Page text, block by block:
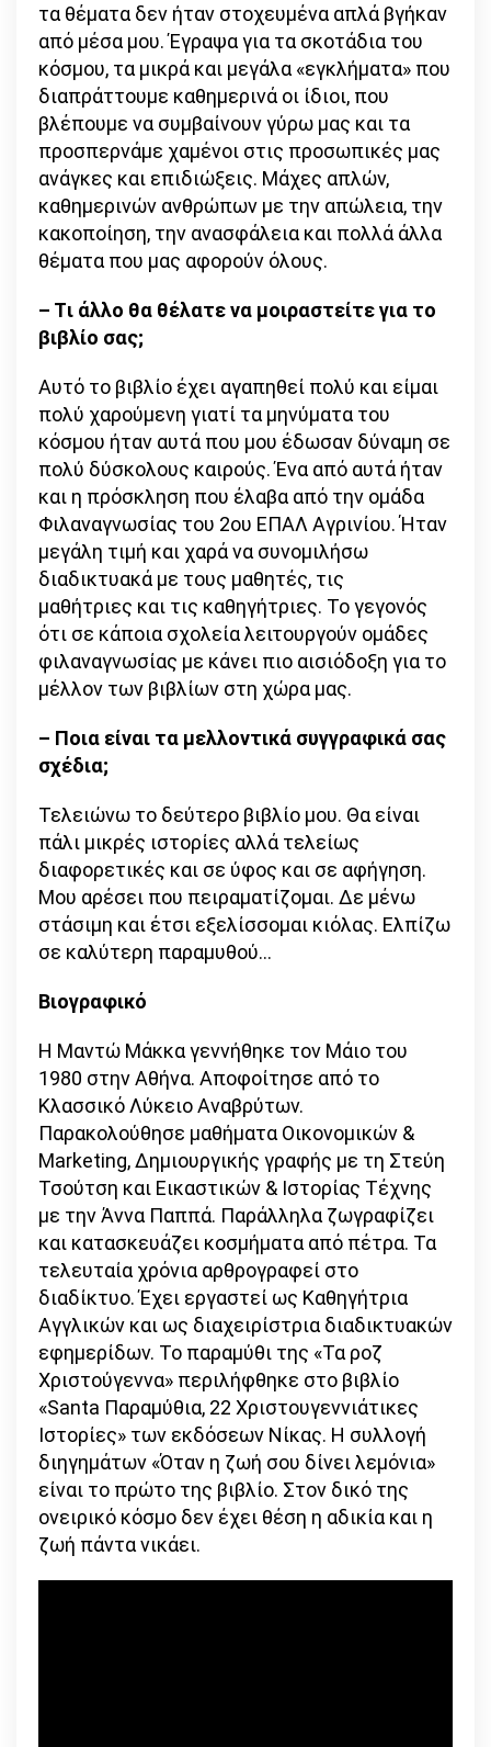
τα θέματα δεν ήταν στοχευμένα απλά βγήκαν
από μέσα μου. Έγραψα για τα σκοτάδια του
κόσμου, τα μικρά και μεγάλα «εγκλήματα» που
διαπράττουμε καθημερινά οι ίδιοι, που
βλέπουμε να συμβαίνουν γύρω μας και τα
προσπερνάμε χαμένοι στις προσωπικές μας
ανάγκες και επιδιώξεις. Μάχες απλών,
καθημερινών ανθρώπων με την απώλεια, την
κακοποίηση, την ανασφάλεια και πολλά άλλα
θέματα που μας αφορούν όλους.
– Tι άλλο θα θέλατε να μοιραστείτε για το
βιβλίο σας;
Αυτό το βιβλίο έχει αγαπηθεί πολύ και είμαι
πολύ χαρούμενη γιατί τα μηνύματα του
κόσμου ήταν αυτά που μου έδωσαν δύναμη σε
πολύ δύσκολους καιρούς. Ένα από αυτά ήταν
και η πρόσκληση που έλαβα από την ομάδα
Φιλαναγνωσίας του 2ου ΕΠΑΛ Αγρινίου. Ήταν
μεγάλη τιμή και χαρά να συνομιλήσω
διαδικτυακά με τους μαθητές, τις
μαθήτριες και τις καθηγήτριες. Το γεγονός
ότι σε κάποια σχολεία λειτουργούν ομάδες
φιλαναγνωσίας με κάνει πιο αισιόδοξη για το
μέλλον των βιβλίων στη χώρα μας.
– Ποια είναι τα μελλοντικά συγγραφικά σας
σχέδια;
Τελειώνω το δεύτερο βιβλίο μου. Θα είναι
πάλι μικρές ιστορίες αλλά τελείως
διαφορετικές και σε ύφος και σε αφήγηση.
Μου αρέσει που πειραματίζομαι. Δε μένω
στάσιμη και έτσι εξελίσσομαι κιόλας. Ελπίζω
σε καλύτερη παραμυθού…
Βιογραφικό
Η Μαντώ Μάκκα γεννήθηκε τον Μάιο του
1980 στην Αθήνα. Αποφοίτησε από το
Κλασσικό Λύκειο Αναβρύτων.
Παρακολούθησε µαθήµατα Οικονοµικών &
Marketing, ∆ηµιουργικής γραφής µε τη Στεύη
Τσούτση και Εικαστικών & Ιστορίας Τέχνης
µε την Άννα Παππά. Παράλληλα ζωγραφίζει
και κατασκευάζει κοσµήµατα από πέτρα. Τα
τελευταία χρόνια αρθρογραφεί στο
διαδίκτυο. Έχει εργαστεί ως Καθηγήτρια
Αγγλικών και ως διαχειρίστρια διαδικτυακών
εφηµερίδων. Το παραµύθι της «Τα ροζ
Χριστούγεννα» περιλήφθηκε στο βιβλίο
«Santa Παραµύθια, 22 Χριστουγεννιάτικες
Ιστορίες» των εκδόσεων Νίκας. Η συλλογή
διηγηµάτων «Όταν η ζωή σου δίνει λεµόνια»
είναι το πρώτο της βιβλίο. Στον δικό της
ονειρικό κόσµο δεν έχει θέση η αδικία και η
ζωή πάντα νικάει.